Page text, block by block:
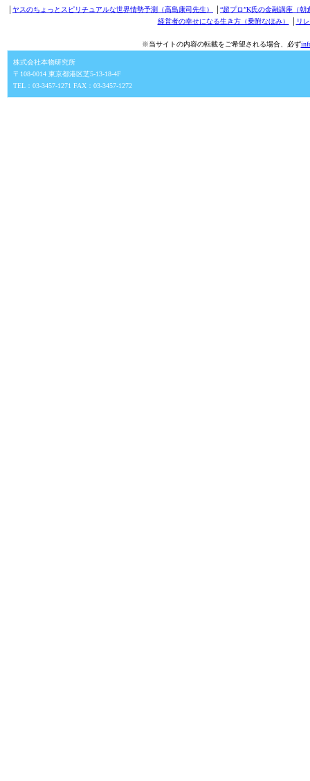
ヤスのちょっとスピリチュアルな世界情勢予測（高島康司先生）
“超プロ”K氏の金融講座（朝
経営者の幸せになる生き方（乗附なほみ）
リ
※当サイトの内容の転載をご希望される場合、必ず
株式会社本物研究所
〒108-0014 東京都港区芝5-13-18-4F
TEL：03-3457-1271 FAX：03-3457-1272